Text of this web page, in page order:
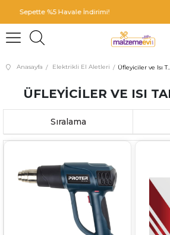
Anasayfa Elektrikli El Aletleri Üfleyiciler ve Isı Tabancaları
ÜFLEYICILER VE ISI
Sıralama